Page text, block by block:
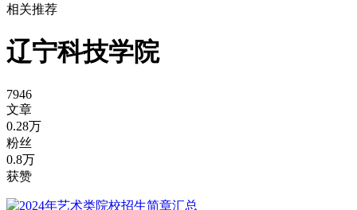
相关推荐
辽宁科技学院
7946
文章
0.28万
粉丝
0.8万
获赞